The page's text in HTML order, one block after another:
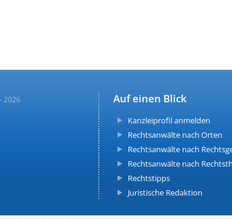
Auf einen Blick
Kanzleiprofil anmelden
Rechtsanwälte nach Orten
Rechtsanwälte nach
Rechtsanwälte nach
Rechtstipps
Juristische Redaktion
2026